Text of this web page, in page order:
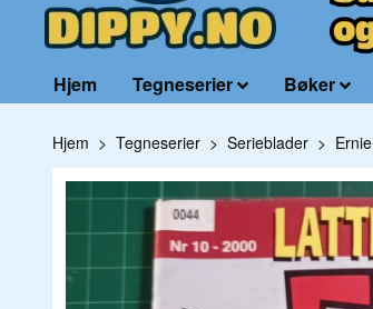
Hjem Tegneserier Bøker
Hjem Tegneserier Serieblader Ernie